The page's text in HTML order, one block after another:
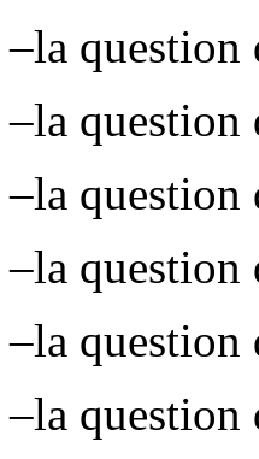
–la
–la question
–la question
–la question
–la question
–la question